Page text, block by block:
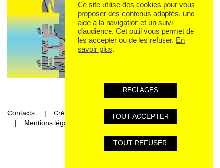
Contacts
Crédits
Mentions légales et données personnelles
Ce site utilise des cookies pour vous
proposer des contenus adaptés, une
aide à la navigation et un suivi
d’audience. Cet outil vous permet de
les accepter ou de les refuser. En
savoir plus.
REGLAGES
TOUT ACCEPTER
TOUT REFUSER